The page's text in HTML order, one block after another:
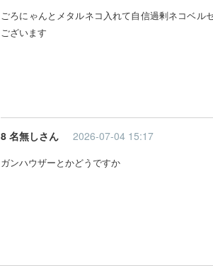
ごろにゃんとメタルネコ入れて自信過剰ネコベル
ございます
8 名無しさん 2026-07-04 15:17
ガンハウザーとかどうですか